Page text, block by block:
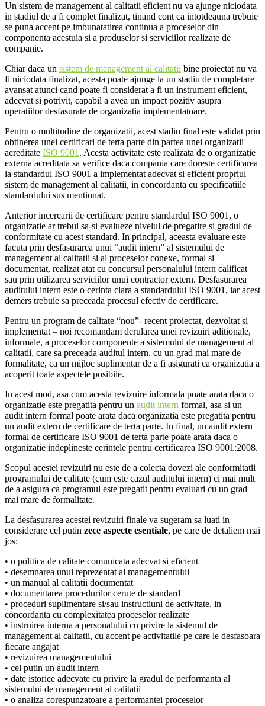
Un sistem de management al calitatii eficient nu va ajunge niciodata
in stadiul de a fi complet finalizat, tinand cont ca intotdeauna trebuie
se puna accent pe imbunatatirea continua a proceselor din
componenta acestuia si a produselor si serviciilor realizate de
companie.
Chiar daca un sistem de management al calitatii bine proiectat nu va
fi niciodata finalizat, acesta poate ajunge la un stadiu de completare
avansat atunci cand poate fi considerat a fi un instrument eficient,
adecvat si potrivit, capabil a avea un impact pozitiv asupra
operatiilor desfasurate de organizatia implementatoare.
Pentru o multitudine de organizatii, acest stadiu final este validat prin
obtinerea unei certificari de terta parte din partea unei organizatii
acreditate ISO 9001 . Acesta activitate este realizata de o organizatie
externa acreditata sa verifice daca compania care doreste certificarea
la standardul ISO 9001 a implementat adecvat si eficient propriul
sistem de management al calitatii, in concordanta cu specificatiile
standardului sus mentionat.
Anterior incercarii de certificare pentru standardul ISO 9001, o
organizatie ar trebui sa-si evalueze nivelul de pregatire si gradul de
conformitate cu acest standard. In principal, aceasta evaluare este
facuta prin desfasurarea unui “audit intern” al sistemului de
management al calitatii si al proceselor conexe, formal si
documentat, realizat atat cu concursul personalului intern calificat
sau prin utilizarea serviciilor unui contractor extern. Desfasurarea
auditului intern este o cerinta clara a standardului ISO 9001, iar acest
demers trebuie sa preceada procesul efectiv de certificare.
Pentru un program de calitate “nou”- recent proiectat, dezvoltat si
implementat – noi recomandam derularea unei revizuiri aditionale,
informale, a proceselor componente a sistemului de management al
calitatii, care sa preceada auditul intern, cu un grad mai mare de
formalitate, ca un mijloc suplimentar de a fi asigurati ca organizatia a
acoperit toate aspectele posibile.
In acest mod, asa cum acesta revizuire informala poate arata daca o
organizatie este pregatita pentru un audit intern formal, asa si un
audit intern formal poate arata daca organizatia este pregatita pentru
un audit extern de certificare de terta parte. In final, un audit extern
formal de certificare ISO 9001 de terta parte poate arata daca o
organizatie indeplineste cerintele pentru certificarea ISO 9001:2008.
Scopul acestei revizuiri nu este de a colecta dovezi ale conformitatii
programului de calitate (cum este cazul auditului intern) ci mai mult
de a asigura ca programul este pregatit pentru evaluari cu un grad
mai mare de formalitate.
La desfasurarea acestei revizuiri finale va sugeram sa luati in
considerare cel putin zece aspecte esentiale, pe care de detaliem mai
jos:
• o politica de calitate comunicata adecvat si eficient
• desemnarea unui reprezentat al managementului
• un manual al calitatii documentat
• documentarea procedurilor cerute de standard
• proceduri suplimentare si/sau instructiuni de activitate, in
concordanta cu complexitatea proceselor realizate
• instruirea interna a personalului cu privire la sistemul de
management al calitatii, cu accent pe activitatile pe care le desfasoara
fiecare angajat
• revizuirea managementului
• cel putin un audit intern
• date istorice adecvate cu privire la gradul de performanta al
sistemului de management al calitatii
• o analiza corespunzatoare a performantei proceselor